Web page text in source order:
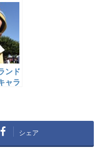
雪
玉
ンド
ャラ
シェア